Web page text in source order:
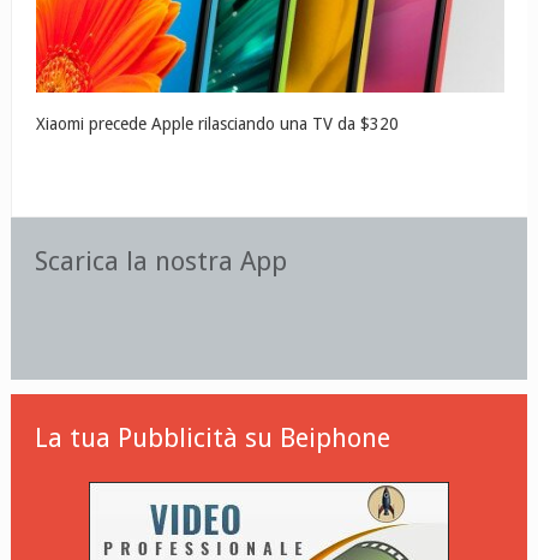
Xiaomi precede Apple rilasciando una TV da $320
Scarica la nostra App
La tua Pubblicità su Beiphone